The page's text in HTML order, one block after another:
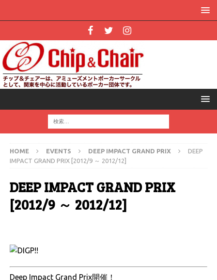
HOME EVENTS DEEP IMPACT GRAND PRIX
DEEP
IMPACT GRAND PRIX [2012/9 ～ 2012/12]
DEEP IMPACT GRAND PRIX
[2012/9 ～ 2012/12]
Deep Impact Grand Prix開催！